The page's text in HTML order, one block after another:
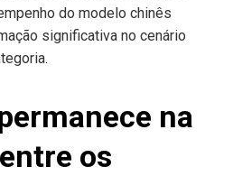
do modelo chinês
significativa no cenário
na
os